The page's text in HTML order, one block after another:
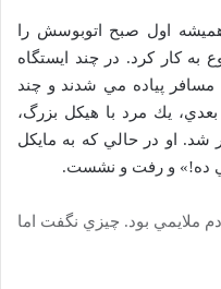
اول صبح اتوبوسش را
كار كرد. در چند ايستگاه
مسافر پياده مي شدند و چند
يك مرد با هيكل بزرگ،
او در حالي كه به مايكل
ده!» و رفت و نشست.
ملايمي بود. چيزي نگفت اما